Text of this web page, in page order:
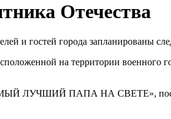
Отечества
и гостей города запланированы
на территории военного
ЛУЧШИЙ ПАПА НА СВЕТЕ»,